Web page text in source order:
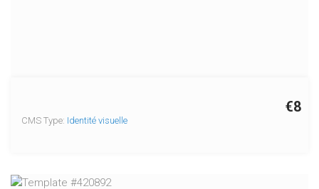
€8
CMS Type: Identité visuelle